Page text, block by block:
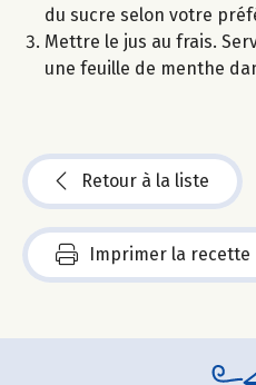
du sucre selon votre
Mettre le jus au frais.
une feuille de menthe
Retour à la liste
Imprimer la recette